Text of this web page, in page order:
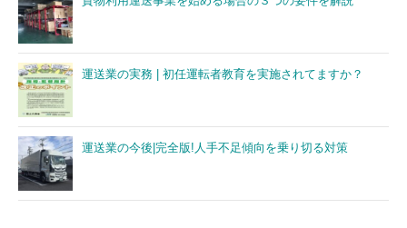
運送業の実務 | 初任運転者教育を実施されてますか？
運送業の今後|完全版!人手不足傾向を乗り切る対策